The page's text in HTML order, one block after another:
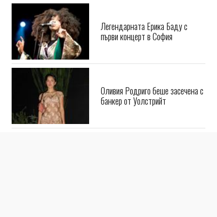
Легендарната Ерика Баду с
първи концерт в София
Оливия Родриго беше засечена с
банкер от Уолстрийт